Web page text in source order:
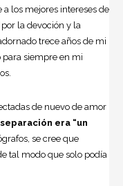
los mejores intereses de
la devoción y la
trece años de mi
siempre en mi
de nuevo de amor
era “un
se cree que
tal modo que solo podía